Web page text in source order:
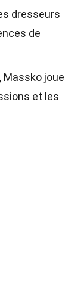
dresseurs
de
Massko joue
et les